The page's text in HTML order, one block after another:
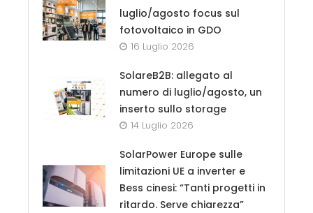
luglio/agosto focus sul
fotovoltaico in GDO
16 Luglio 2026
SolareB2B: allegato al
numero di luglio/agosto, un
inserto sullo storage
14 Luglio 2026
SolarPower Europe sulle
limitazioni UE a inverter e
Bess cinesi: “Tanti progetti in
ritardo. Serve chiarezza”